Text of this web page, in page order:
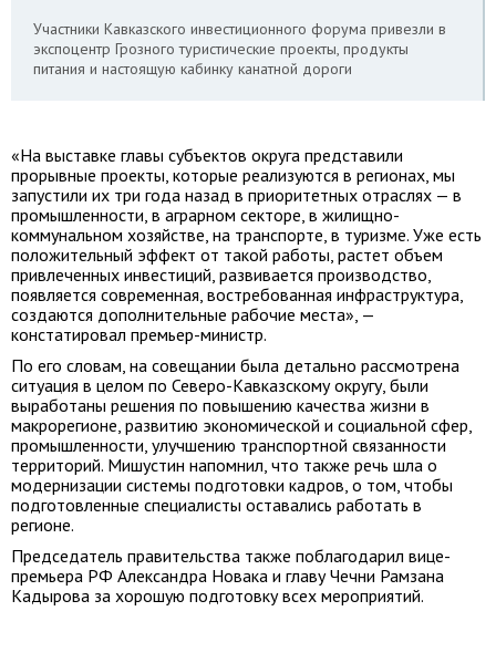
Участники Кавказского инвестиционного форума привезли в
экспоцентр Грозного туристические проекты, продукты
питания и настоящую кабинку канатной дороги
«На выставке главы субъектов округа представили
прорывные проекты, которые реализуются в регионах, мы
запустили их три года назад в приоритетных отраслях — в
промышленности, в аграрном секторе, в жилищно-
коммунальном хозяйстве, на транспорте, в туризме. Уже есть
положительный эффект от такой работы, растет объем
привлеченных инвестиций, развивается производство,
появляется современная, востребованная инфраструктура,
создаются дополнительные рабочие места», —
констатировал премьер-министр.
По его словам, на совещании была детально рассмотрена
ситуация в целом по Северо-Кавказскому округу, были
выработаны решения по повышению качества жизни в
макрорегионе, развитию экономической и социальной сфер,
промышленности, улучшению транспортной связанности
территорий. Мишустин напомнил, что также речь шла о
модернизации системы подготовки кадров, о том, чтобы
подготовленные специалисты оставались работать в
регионе.
Председатель правительства также поблагодарил вице-
премьера РФ Александра Новака и главу Чечни Рамзана
Кадырова за хорошую подготовку всех мероприятий.